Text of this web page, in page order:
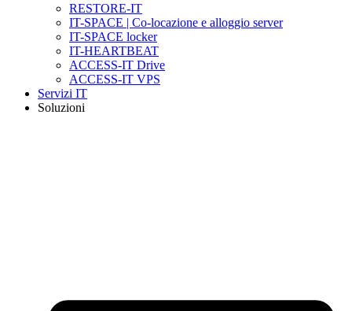
RESTORE-IT
IT-SPACE | Co-locazione e alloggio server
IT-SPACE locker
IT-HEARTBEAT
ACCESS-IT Drive
ACCESS-IT VPS
Servizi IT
Soluzioni